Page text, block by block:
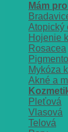
Mám
Atopický
Hojenie
Rosacea
Mykóza
Akné a
Pleťová
Vlasová
Telová